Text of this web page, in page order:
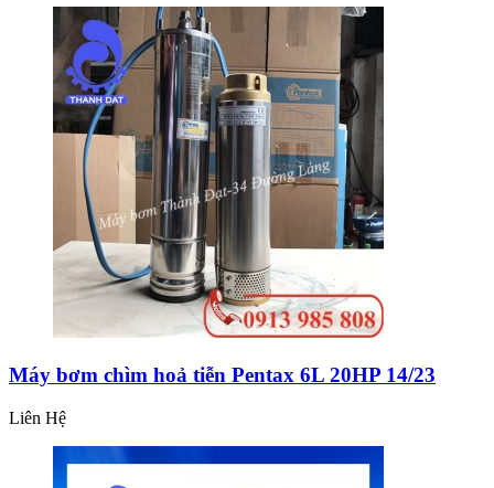
Máy bơm chìm hoả tiễn Pentax 6L 20HP 14/23
Liên Hệ